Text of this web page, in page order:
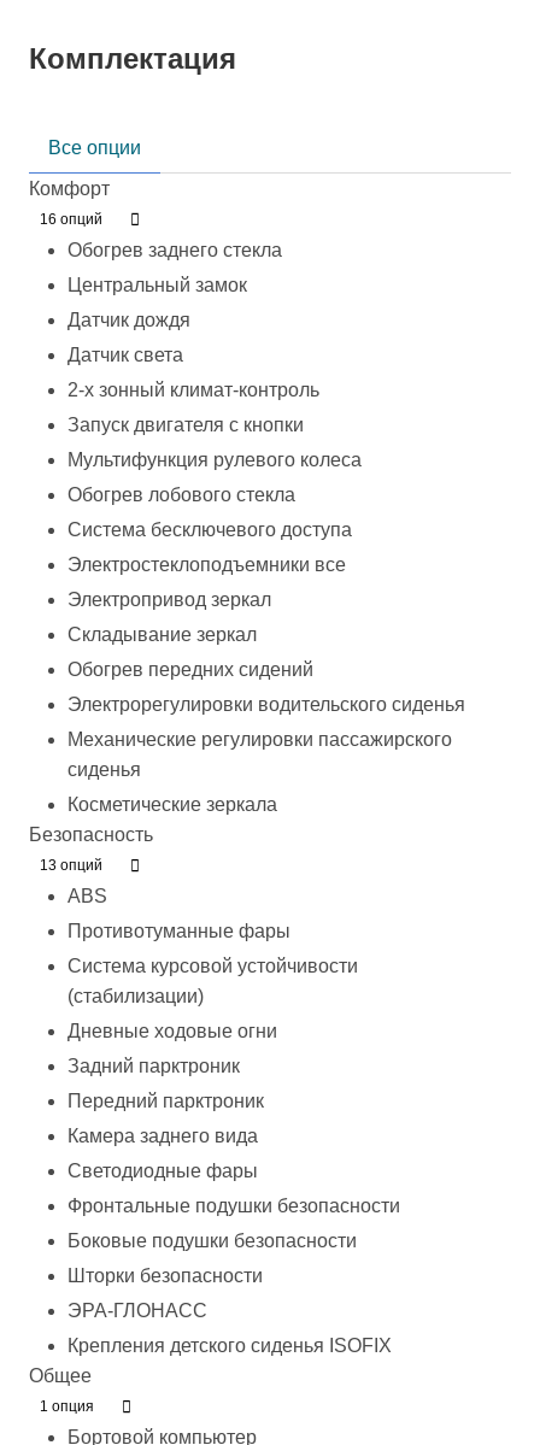
Комплектация
Все опции
Комфорт
16 опций
Обогрев заднего стекла
Центральный замок
Датчик дождя
Датчик света
2-х зонный климат-контроль
Запуск двигателя с кнопки
Мультифункция рулевого колеса
Обогрев лобового стекла
Система бесключевого доступа
Электростеклоподъемники все
Электропривод зеркал
Складывание зеркал
Обогрев передних сидений
Электрорегулировки водительского сиденья
Механические регулировки пассажирского
сиденья
Косметические зеркала
Безопасность
13 опций
ABS
Противотуманные фары
Система курсовой устойчивости
(стабилизации)
Дневные ходовые огни
Задний парктроник
Передний парктроник
Камера заднего вида
Светодиодные фары
Фронтальные подушки безопасности
Боковые подушки безопасности
Шторки безопасности
ЭРА-ГЛОНАСС
Крепления детского сиденья ISOFIX
Общее
1 опция
Бортовой компьютер